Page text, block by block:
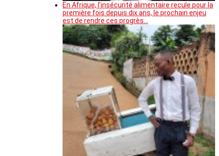
En Afrique, l’insécurité alimentaire recule pour la
première fois depuis dix ans, le prochain enjeu
est de rendre ces progrès…